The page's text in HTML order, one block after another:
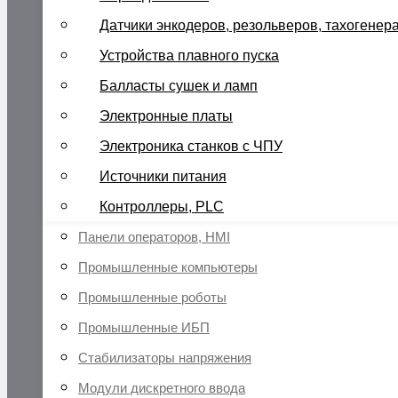
Датчики энкодеров, резольверов,
Устройства плавного пуска
Балласты сушек и ламп
Электронные платы
Электроника станков с ЧПУ
Источники питания
Контроллеры, PLC
Панели операторов, HMI
Промышленные компьютеры
Промышленные роботы
Промышленные ИБП
Стабилизаторы напряжения
Модули дискретного ввода